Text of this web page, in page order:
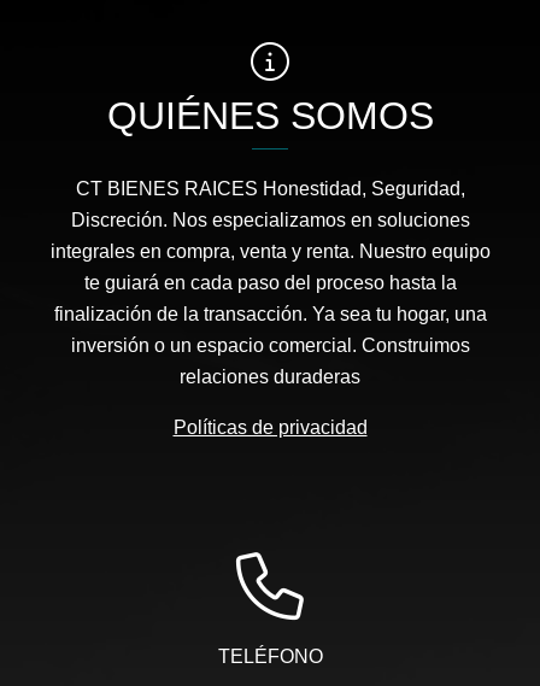
QUIÉNES SOMOS
CT BIENES RAICES Honestidad, Seguridad,
Discreción. Nos especializamos en soluciones
integrales en compra, venta y renta. Nuestro equipo
te guiará en cada paso del proceso hasta la
finalización de la transacción. Ya sea tu hogar, una
inversión o un espacio comercial. Construimos
relaciones duraderas
Políticas de privacidad
TELÉFONO